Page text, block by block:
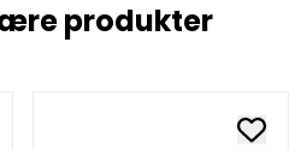
produkter